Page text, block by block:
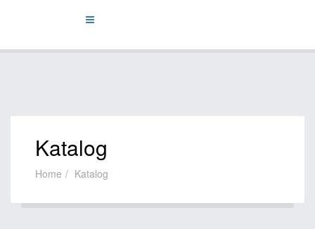
Katalog
Home Katalog